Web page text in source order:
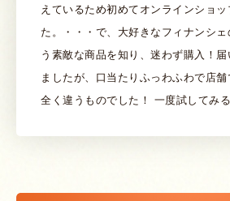
えているため初めてオンラインショッ
た。・・・で、大好きなフィナンシ
う素敵な商品を知り、迷わず購入！届
ましたが、口当たりふっわふわで店
全く違うものでした！ 一度試してみる